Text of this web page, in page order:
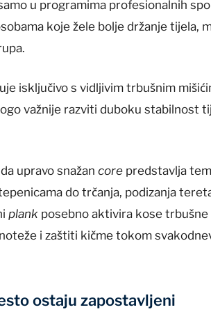
u programima profesionalnih
koje žele bolje držanje tijela,
isključivo s vidljivim trbušnim
važnije razviti duboku stabilnost
upravo snažancore predstavlja
do trčanja, podizanja
plank posebno aktivira kose trbušne
i zaštiti kičme tokom
ostaju zapostavljeni